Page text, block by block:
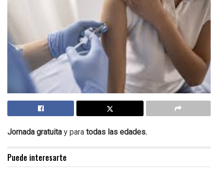
Jornada gratuita y para todas las edades.
Puede interesarte